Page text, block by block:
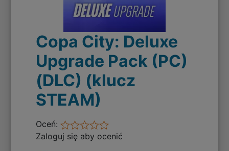
Copa City: Deluxe
Upgrade Pack (PC)
(DLC) (klucz
STEAM)
Oceń:
Zaloguj się aby ocenić